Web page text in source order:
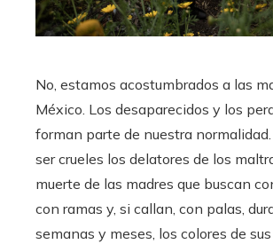
No, estamos acostumbrados a las
México. Los desaparecidos y los
forman parte de nuestra
ser crueles los delatores de los
muerte de las madres que buscan
con ramas y, si callan, con palas,
semanas y meses, los colores de